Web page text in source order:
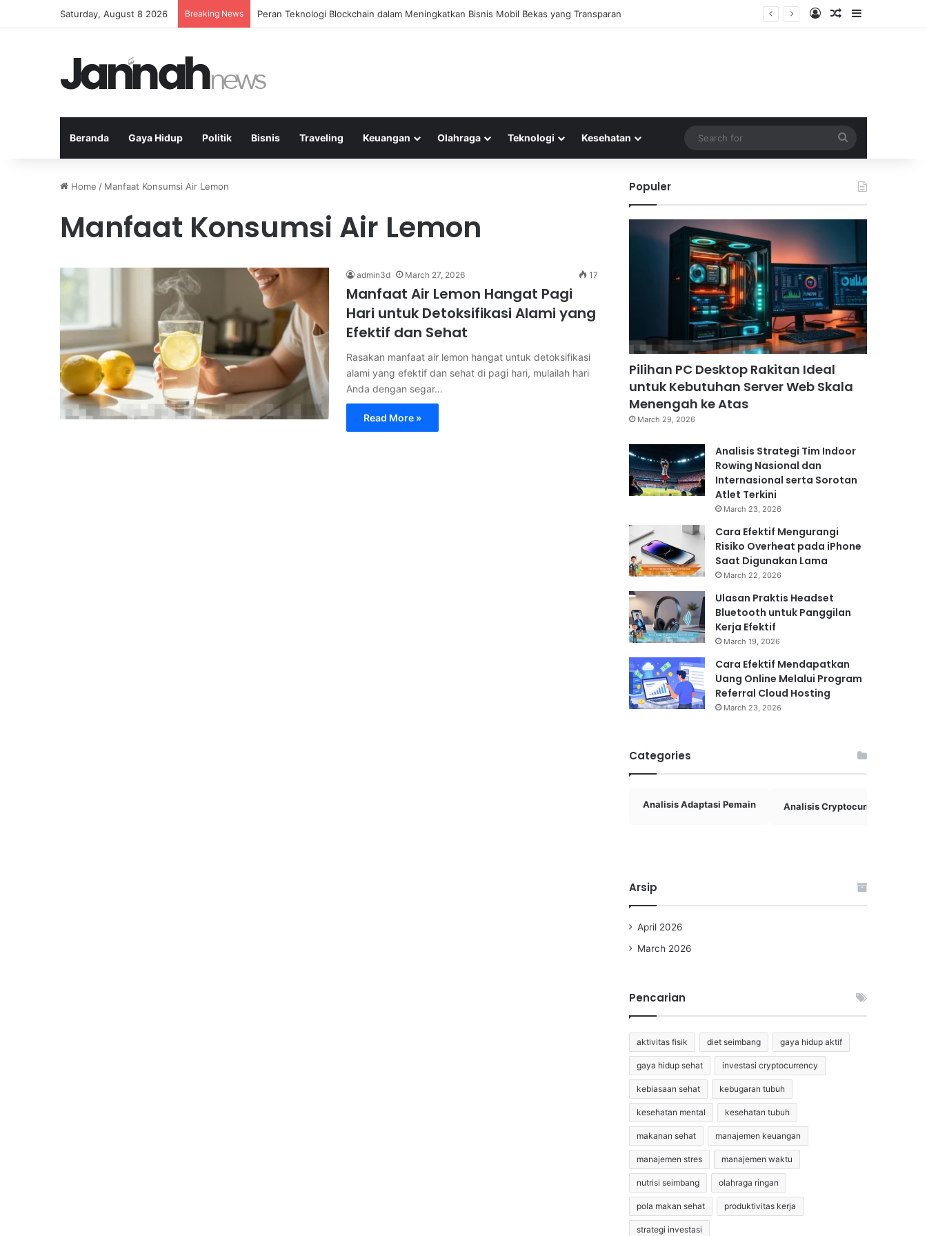
Saturday, August 8 2026 Breaking News Ratusan Rumah Terluka Akibat Gempa, Tanggap Darurat Resmi Ditetapkan Log InRandom Article
Sidebar
Beranda Gaya Hidup Politik Bisnis Traveling Keuangan Olahraga Teknologi Kesehatan
for
Home / Manfaat Konsumsi Air Lemon
Manfaat Konsumsi Air Lemon
admin3d March 27, 2026 17
Manfaat Air Lemon Hangat Pagi
Hari untuk Detoksifikasi Alami yang
Efektif dan Sehat
Rasakan manfaat air lemon hangat untuk detoksifikasi
alami yang efektif dan sehat di pagi hari, mulailah hari
Anda dengan segar…
Read More »
Populer
Pilihan PC Desktop Rakitan Ideal
untuk Kebutuhan Server Web Skala
Menengah ke Atas
March 29, 2026
Analisis Strategi Tim Indoor
Rowing Nasional dan
Internasional serta Sorotan
Atlet Terkini
March 23, 2026
Cara Efektif Mengurangi
Risiko Overheat pada iPhone
Saat Digunakan Lama
March 22, 2026
Ulasan Praktis Headset
Bluetooth untuk Panggilan
Kerja Efektif
March 19, 2026
Cara Efektif Mendapatkan
Uang Online Melalui Program
Referral Cloud Hosting
March 23, 2026
Categories
Analisis Adaptasi Pemain Analisis Cryptocurrency
Arsip
April 2026
March 2026
Pencarian
aktivitas fisik diet seimbang gaya hidup aktif
gaya hidup sehat investasi cryptocurrency
kebiasaan sehat kebugaran tubuh
kesehatan mental kesehatan tubuh
makanan sehat manajemen keuangan
manajemen stres manajemen waktu
nutrisi seimbang olahraga ringan
pola makan sehat produktivitas kerja
strategi investasi